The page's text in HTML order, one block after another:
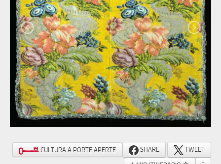
CONTACTS
PRESS
CULTURA A PORTE APERTE SHARE
TWEET